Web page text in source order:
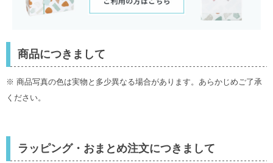
商品につきまして
※ 商品写真の色は実物と多少異なる場合があります。あらかじめご了承
ください。
ラッピング・おまとめ注文につきまして